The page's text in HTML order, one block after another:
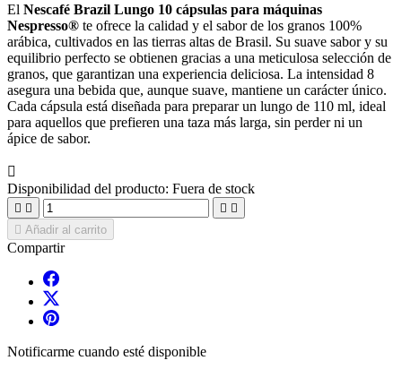
El Nescafé Brazil Lungo 10 cápsulas para máquinas
Nespresso® te ofrece la calidad y el sabor de los granos 100%
arábica, cultivados en las tierras altas de Brasil. Su suave sabor y su
equilibrio perfecto se obtienen gracias a una meticulosa selección de
granos, que garantizan una experiencia deliciosa. La intensidad 8
asegura una bebida que, aunque suave, mantiene un carácter único.
Cada cápsula está diseñada para preparar un lungo de 110 ml, ideal
para aquellos que prefieren una taza más larga, sin perder ni un
ápice de sabor.

Disponibilidad del producto: Fuera de stock
   
 Añadir al carrito
Compartir
Notificarme cuando esté disponible